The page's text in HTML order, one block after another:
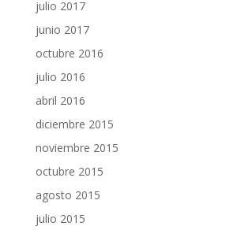
julio 2017
junio 2017
octubre 2016
julio 2016
abril 2016
diciembre 2015
noviembre 2015
octubre 2015
agosto 2015
julio 2015